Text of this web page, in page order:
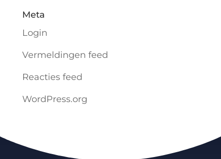
Meta
Login
Vermeldingen feed
Reacties feed
WordPress.org